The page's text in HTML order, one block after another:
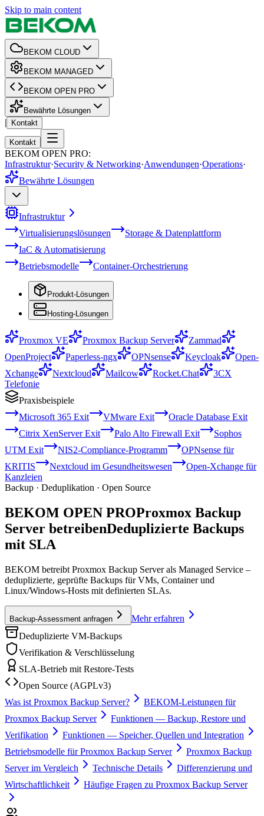
Skip to main content
BEKOM CLOUD
BEKOM MANAGED
BEKOM OPEN PRO
Bewährte Lösungen
| Kontakt
Kontakt
BEKOM OPEN PRO:
Infrastruktur·Security & Networking·Anwendungen·Operations·
Bewährte Lösungen
Infrastruktur
Virtualisierungslösungen
Storage & Datenplattform
IaC & Automatisierung
Betriebsmodelle
Container-Orchestrierung
Produkt-Lösungen
Hosting-Lösungen
Proxmox VE Proxmox Backup Server
Zammad
OpenProject
Paperless-ngx OPNsense Keycloak
Open-
Xchange
Nextcloud Mailcow Rocket.Chat
3CX
Telefonie
Praxisbeispiele
Microsoft 365 Exit
VMware Exit
Oracle Database Exit
Citrix XenServer Exit
Palo Alto Firewall Exit
Sophos
UTM Exit
NIS2-Compliance-Programm
OPNsense für
KRITIS
Nextcloud im Gesundheitswesen
Open-Xchange für
Kanzleien
Backup · Deduplikation · Open Source
BEKOM OPEN PROProxmox Backup
Server betreibenDeduplizierte Backups
mit SLA
BEKOM betreibt Proxmox Backup Server als Managed Service –
deduplizierte, geprüfte Backups für VMs, Container und
Linux/Windows-Hosts mit definierten SLAs.
Backup-Assessment anfragen
Mehr erfahren
Deduplizierte VM-Backups
Verifikation & Verschlüsselung
SLA-Betrieb mit Restore-Tests
Open Source (AGPLv3)
Was ist Proxmox Backup Server?
BEKOM-Leistungen für
Proxmox Backup Server
Funktionen — Backup, Restore und
Verifikation
Funktionen — Speicher, Quellen und Integration
Betriebsmodelle für Proxmox Backup Server
Proxmox Backup
Server im Vergleich
Technische Details
Differenzierung und
Wirtschaftlichkeit
Häufige Fragen zu Proxmox Backup Server